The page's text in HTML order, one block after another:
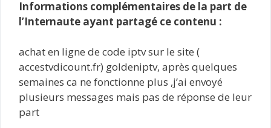
Informations complémentaires de la part de
l’Internaute ayant partagé ce contenu :
achat en ligne de code iptv sur le site (
accestvdicount.fr) goldeniptv, après quelques
semaines ca ne fonctionne plus ,j’ai envoyé
plusieurs messages mais pas de réponse de leur
part